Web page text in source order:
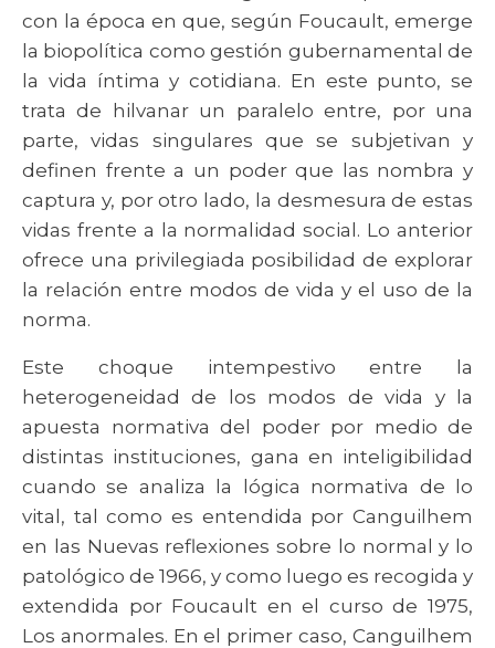
con la época en que, según Foucault, emerge
la biopolítica como gestión gubernamental de
la vida íntima y cotidiana. En este punto, se
trata de hilvanar un paralelo entre, por una
parte, vidas singulares que se subjetivan y
definen frente a un poder que las nombra y
captura y, por otro lado, la desmesura de estas
vidas frente a la normalidad social. Lo anterior
ofrece una privilegiada posibilidad de explorar
la relación entre modos de vida y el uso de la
norma.
Este choque intempestivo entre la
heterogeneidad de los modos de vida y la
apuesta normativa del poder por medio de
distintas instituciones, gana en inteligibilidad
cuando se analiza la lógica normativa de lo
vital, tal como es entendida por Canguilhem
en las Nuevas reflexiones sobre lo normal y lo
patológico de 1966, y como luego es recogida y
extendida por Foucault en el curso de 1975,
Los anormales. En el primer caso, Canguilhem